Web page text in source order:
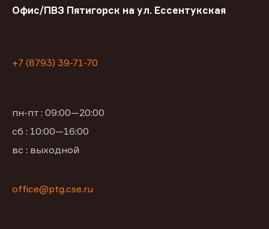
Офис/ПВЗ Пятигорск на ул. Ессентукская
+7 (8793) 39-71-70
пн-пт : 09:00—20:00
сб : 10:00—16:00
вс : выходной
office@ptg.cse.ru